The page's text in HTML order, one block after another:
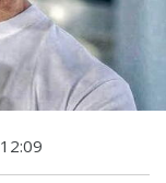
12:09